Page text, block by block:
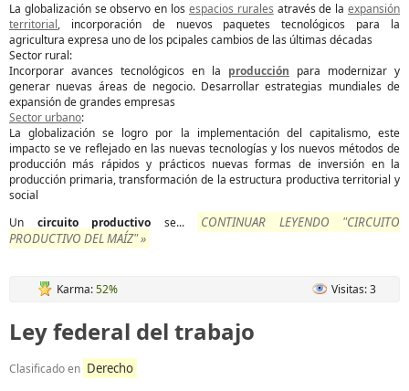
La globalización se observo en los espacios rurales através de laexpansión
territorial, incorporación de nuevos paquetes tecnológicos para la
agricultura expresa uno de los pcipales cambios de las últimas décadas
Sector rural:
Incorporar avances tecnológicos en la producción para modernizar y
generar nuevas áreas de negocio. Desarrollar estrategias mundiales de
expansión de grandes empresas
Sector urbano:
La globalización se logro por la implementación del capitalismo, este
impacto se ve reflejado en las nuevas tecnologías y los nuevos métodos de
producción más rápidos y prácticos nuevas formas de inversión en la
producción primaria, transformación de la estructura productiva territorial y
social
Un circuito productivo se...
CONTINUAR LEYENDO "CIRCUITO
PRODUCTIVO DEL MAÍZ" »
Karma:52% Visitas: 3
Ley federal del trabajo
Clasificado en Derecho